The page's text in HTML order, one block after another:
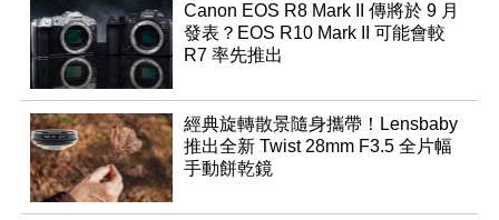
Canon EOS R8 Mark II 傳將於 9 月
發表？EOS R10 Mark II 可能會較
R7 率先推出
經典旋轉散景隨身攜帶！Lensbaby
推出全新 Twist 28mm F3.5 全片幅
手動餅乾鏡